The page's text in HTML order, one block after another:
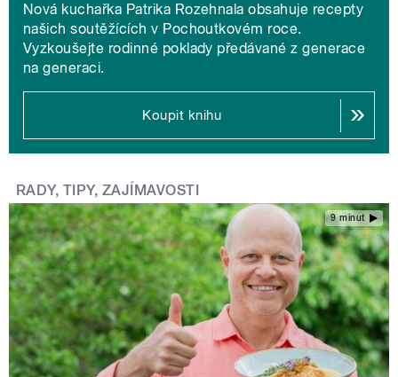
Nová kuchařka Patrika Rozehnala obsahuje recepty
našich soutěžících v Pochoutkovém roce.
Vyzkoušejte rodinné poklady předávané z generace
na generaci.
Koupit knihu
RADY, TIPY, ZAJÍMAVOSTI
9 minut